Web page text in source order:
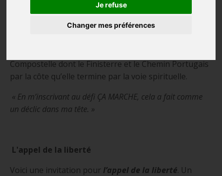
Je refuse
Changer mes préférences
grand, celui de faire Compostelle. »
C’est dans ce village de pêcheurs, Muxia en Espagne,
Compostelle dont le Finisterre et le Chemin Portugais
par la côte qu’elle termine par la voie spirituelle.
« En m’inscrivant au défi ÇA MARCHE, cela a fait comme
un déclic dans ma tête. »
L'appel de la liberté
Voici une invitation pour l’appel de la liberté. Un